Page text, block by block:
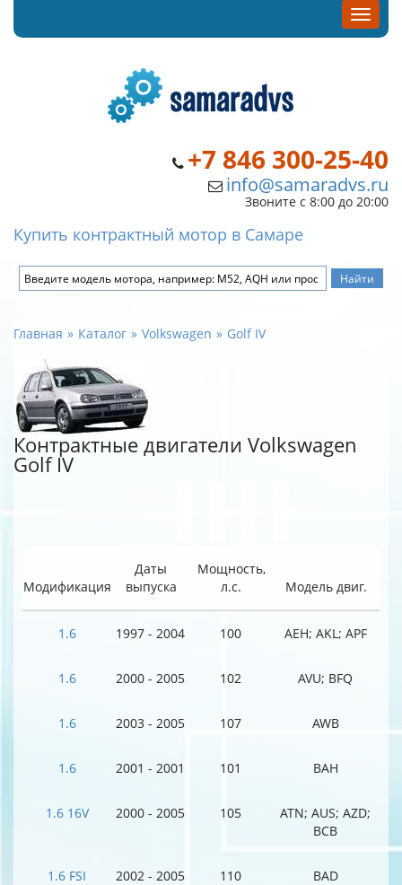
+7 846 300-25-40
info@samaradvs.ru
Звоните с 8:00 до 20:00
Купить контрактный мотор в Самаре
Главная Каталог Volkswagen Golf IV
Контрактные двигатели Volkswagen
Golf IV
Модификация
Даты
выпуска
Мощность,
л.с.
Модель двиг.
1.6 1997 - 2004 100 AEH; AKL; APF
1.6 2000 - 2005 102 AVU; BFQ
1.6 2003 - 2005 107 AWB
1.6 2001 - 2001 101 BAH
1.6 16V 2000 - 2005 105
ATN; AUS; AZD;
BCB
1.6 FSI 2002 - 2005 110 BAD